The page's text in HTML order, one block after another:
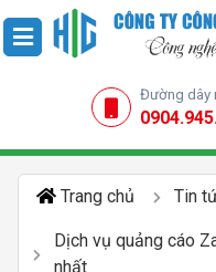
Đường dây
Trang chủ Tin
Dịch vụ quảng cáo
nhất